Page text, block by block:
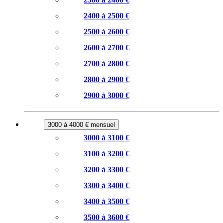
2400 à 2500 €
2500 à 2600 €
2600 à 2700 €
2700 à 2800 €
2800 à 2900 €
2900 à 3000 €
3000 à 4000 € mensuel
3000 à 3100 €
3100 à 3200 €
3200 à 3300 €
3300 à 3400 €
3400 à 3500 €
3500 à 3600 €